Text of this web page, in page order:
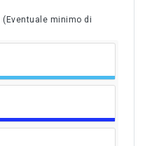
(Eventuale minimo di